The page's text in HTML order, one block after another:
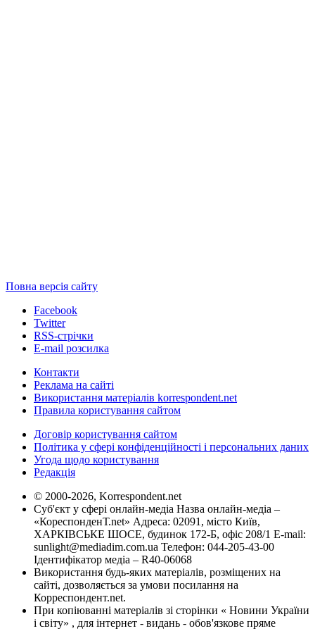
Повна версія сайту
Facebook
Twitter
RSS-стрічки
E-mail розсилка
Контакти
Реклама на сайті
Використання матеріалів korrespondent.net
Правила користування сайтом
Договір користування сайтом
Політика у сфері конфіденційності і персональних даних
Угода щодо користування
Редакція
© 2000-2026, Korrespondent.net
Суб'єкт у сфері онлайн-медіа Назва онлайн-медіа –
«КореспонденТ.net» Адреса: 02091, місто Київ,
ХАРКІВСЬКЕ ШОСЕ, будинок 172-Б, офіс 208/1 E-mail:
sunlight@mediadim.com.ua Телефон: 044-205-43-00
Ідентифікатор медіа – R40-06068
Використання будь-яких матеріалів, розміщених на
сайті, дозволяється за умови посилання на
Корреспондент.net.
При копіюванні матеріалів зі сторінки « Новини України
і світу» , для інтернет - видань - обов'язкове пряме